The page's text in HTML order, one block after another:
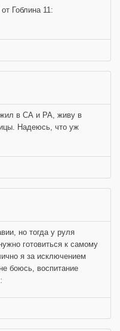
Гоблина 11:
в СА и РА, живу в
Надеюсь, что уж
но тогда у руля
готовиться к самому
я за исключением
боюсь, воспитание